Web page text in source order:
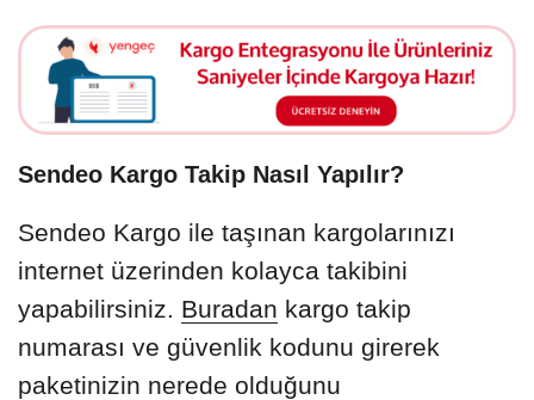
Sendeo Kargo Takip Nasıl Yapılır?
Sendeo Kargo ile taşınan kargolarınızı
internet üzerinden kolayca takibini
yapabilirsiniz. Buradan kargo takip
numarası ve güvenlik kodunu girerek
paketinizin nerede olduğunu